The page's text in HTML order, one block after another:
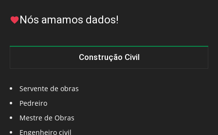
Nós amamos dados!
Construção Civil
Servente de obras
Pedreiro
Mestre de Obras
Engenheiro civil